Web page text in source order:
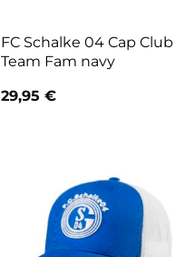
FC Schalke 04 Cap Club
Team Fam navy
29,95 €